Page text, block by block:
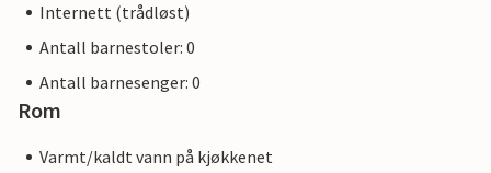
Internett (trådløst)
Antall barnestoler: 0
Antall barnesenger: 0
Rom
Varmt/kaldt vann på kjøkkenet